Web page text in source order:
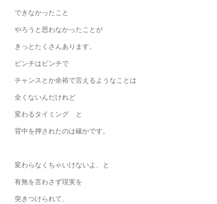
できなかったこと
やろうと思わなかったことが
きっとたくさんあります。
ピンチはピンチで
チャンスとか余裕で言えるようなことは
全くないんだけれど
変わるタイミング と
背中を押されたのは確かです。
変わらなくちゃいけないよ、と
有無を言わさず現実を
突きつけられて、